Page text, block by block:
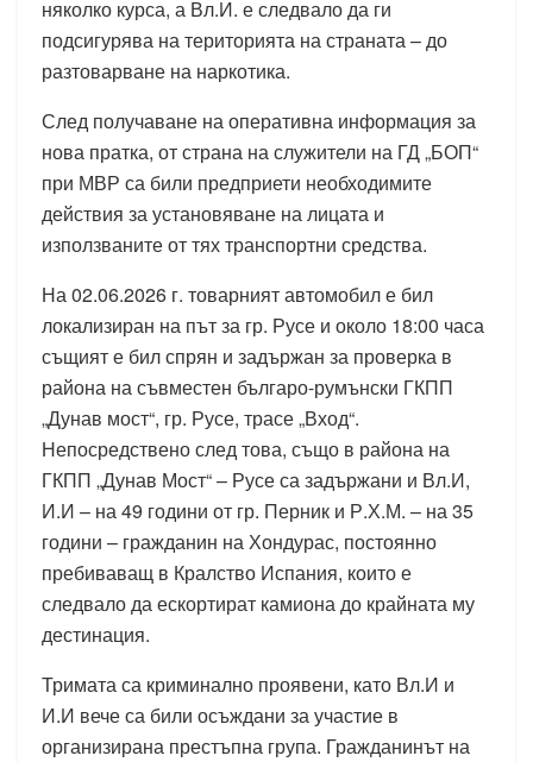
няколко курса, а Вл.И. е следвало да ги
подсигурява на територията на страната – до
разтоварване на наркотика.
След получаване на оперативна информация за
нова пратка, от страна на служители на ГД „БОП“
при МВР са били предприети необходимите
действия за установяване на лицата и
използваните от тях транспортни средства.
На 02.06.2026 г. товарният автомобил е бил
локализиран на път за гр. Русе и около 18:00 часа
същият е бил спрян и задържан за проверка в
района на съвместен българо-румънски ГКПП
„Дунав мост“, гр. Русе, трасе „Вход“.
Непосредствено след това, също в района на
ГКПП „Дунав Мост“ – Русе са задържани и Вл.И,
И.И – на 49 години от гр. Перник и Р.Х.М. – на 35
години – гражданин на Хондурас, постоянно
пребиваващ в Кралство Испания, които е
следвало да ескортират камиона до крайната му
дестинация.
Тримата са криминално проявени, като Вл.И и
И.И вече са били осъждани за участие в
организирана престъпна група. Гражданинът на